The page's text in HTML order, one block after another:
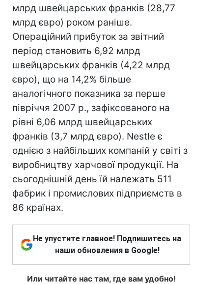
млрд швейцарських франків (28,77
млрд євро) роком раніше.
Операційний прибуток за звітний
період становить 6,92 млрд
швейцарських франків (4,22 млрд
євро), що на 14,2% більше
аналогічного показника за перше
півріччя 2007 р., зафіксованого на
рівні 6,06 млрд швейцарських
франків (3,7 млрд євро). Nestle є
однією з найбільших компаній у світі з
виробництву харчової продукції. На
сьогоднішній день їй належать 511
фабрик і промислових підприємств в
86 країнах.
Не упустите главное! Подпишитесь на
наши обновления в Google!
Или читайте нас там, где вам удобно!